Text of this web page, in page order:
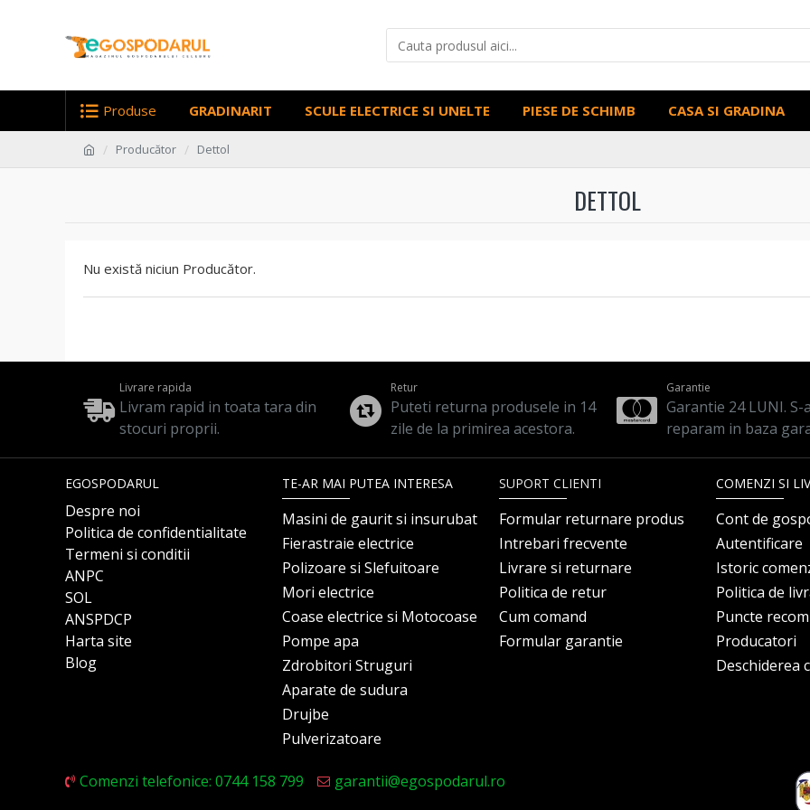
Produse GRADINARIT SCULE ELECTRICE SI UNELTE PIESE DE SCHIMB CASA SI GRADINA
Producător Dettol
DETTOL
Nu există niciun Producător.
Livrare rapida
Livram rapid in toata tara din
stocuri proprii.
Retur
Puteti returna produsele in 14
zile de la primirea acestora.
Garantie
Garantie 24 LUNI. S-
reparam in baza
EGOSPODARUL
Despre noi
Politica de confidentialitate
Termeni si conditii
ANPC
SOL
ANSPDCP
Harta site
Blog
TE-AR MAI PUTEA INTERESA
Masini de gaurit si insurubat
Fierastraie electrice
Polizoare si Slefuitoare
Mori electrice
Coase electrice si Motocoase
Pompe apa
Zdrobitori Struguri
Aparate de sudura
Drujbe
Pulverizatoare
SUPORT CLIENTI
Formular returnare produs
Intrebari frecvente
Livrare si returnare
Politica de retur
Cum comand
Formular garantie
COMENZI SI
Cont de
Autentificare
Istoric
Politica de
Puncte
Producatori
Deschiderea
Comenzi telefonice: 0744 158 799 garantii@egospodarul.ro